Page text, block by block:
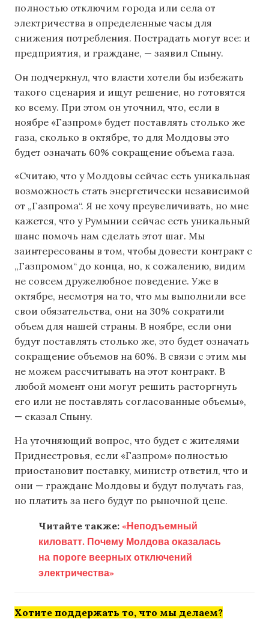
полностью отключим города или села от
электричества в определенные часы для
снижения потребления. Пострадать могут все: и
предприятия, и граждане, — заявил Спыну.
Он подчеркнул, что власти хотели бы избежать
такого сценария и ищут решение, но готовятся
ко всему. При этом он уточнил, что, если в
ноябре «Газпром» будет поставлять столько же
газа, сколько в октябре, то для Молдовы это
будет означать 60% сокращение объема газа.
«Считаю, что у Молдовы сейчас есть уникальная
возможность стать энергетически независимой
от „Газпрома“. Я не хочу преувеличивать, но мне
кажется, что у Румынии сейчас есть уникальный
шанс помочь нам сделать этот шаг. Мы
заинтересованы в том, чтобы довести контракт с
„Газпромом“ до конца, но, к сожалению, видим
не совсем дружелюбное поведение. Уже в
октябре, несмотря на то, что мы выполнили все
свои обязательства, они на 30% сократили
объем для нашей страны. В ноябре, если они
будут поставлять столько же, это будет означать
сокращение объемов на 60%. В связи с этим мы
не можем рассчитывать на этот контракт. В
любой момент они могут решить расторгнуть
его или не поставлять согласованные объемы»,
— сказал Спыну.
На уточняющий вопрос, что будет с жителями
Приднестровья, если «Газпром» полностью
приостановит поставку, министр ответил, что и
они — граждане Молдовы и будут получать газ,
но платить за него будут по рыночной цене.
Читайте также: «Неподъемный
киловатт. Почему Молдова оказалась
на пороге веерных отключений
электричества»
Хотите поддержать то, что мы делаем?